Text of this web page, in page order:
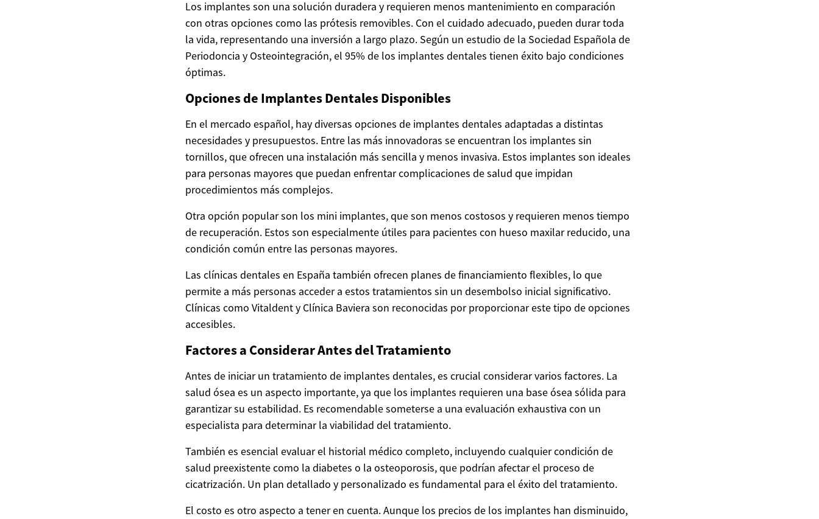
Los implantes son una solución duradera y requieren menos mantenimiento en comparación
con otras opciones como las prótesis removibles. Con el cuidado adecuado, pueden durar toda
la vida, representando una inversión a largo plazo. Según un estudio de la Sociedad Española de
Periodoncia y Osteointegración, el 95% de los implantes dentales tienen éxito bajo condiciones
óptimas.
Opciones de Implantes Dentales Disponibles
En el mercado español, hay diversas opciones de implantes dentales adaptadas a distintas
necesidades y presupuestos. Entre las más innovadoras se encuentran los implantes sin
tornillos, que ofrecen una instalación más sencilla y menos invasiva. Estos implantes son ideales
para personas mayores que puedan enfrentar complicaciones de salud que impidan
procedimientos más complejos.
Otra opción popular son los mini implantes, que son menos costosos y requieren menos tiempo
de recuperación. Estos son especialmente útiles para pacientes con hueso maxilar reducido, una
condición común entre las personas mayores.
Las clínicas dentales en España también ofrecen planes de financiamiento flexibles, lo que
permite a más personas acceder a estos tratamientos sin un desembolso inicial significativo.
Clínicas como Vitaldent y Clínica Baviera son reconocidas por proporcionar este tipo de opciones
accesibles.
Factores a Considerar Antes del Tratamiento
Antes de iniciar un tratamiento de implantes dentales, es crucial considerar varios factores. La
salud ósea es un aspecto importante, ya que los implantes requieren una base ósea sólida para
garantizar su estabilidad. Es recomendable someterse a una evaluación exhaustiva con un
especialista para determinar la viabilidad del tratamiento.
También es esencial evaluar el historial médico completo, incluyendo cualquier condición de
salud preexistente como la diabetes o la osteoporosis, que podrían afectar el proceso de
cicatrización. Un plan detallado y personalizado es fundamental para el éxito del tratamiento.
El costo es otro aspecto a tener en cuenta. Aunque los precios de los implantes han disminuido,